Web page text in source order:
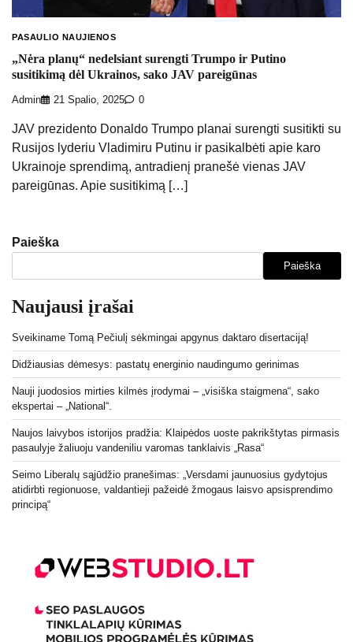
PASAULIO NAUJIENOS
„Nėra planų“ nedelsiant surengti Trumpo ir Putino
susitikimą dėl Ukrainos, sako JAV pareigūnas
Admin 21 Spalio, 2025 0
JAV prezidento Donaldo Trumpo planai surengti susitikti su
Rusijos lyderiu Vladimiru Putinu ir pasikalbėti apie karo
Ukrainoje sprendimą, antradienį pranešė vienas JAV
pareigūnas. Apie susitikimą […]
Paieška
Paieška
Naujausi įrašai
Sveikiname Tomą Pečiulį sėkmingai apgynus daktaro disertaciją!
Didžiausias dėmesys: pastatų energinio naudingumo gerinimas
Nauji juodosios mirties kilmės įrodymai – „visiška staigmena“, sako
ekspertai – „National“.
Naujos laivybos istorijos pradžia: Klaipėdos uoste pakrikštytas pirmasis
pasaulyje žaliuoju vandeniliu varomas tanklaivis „Rasa“
Seimo Liberalų sąjūdžio pranešimas: „Versdami jaunuosius gydytojus
atidirbti regionuose, valdantieji pažeidė žmogaus laisvo apsisprendimo
principą“